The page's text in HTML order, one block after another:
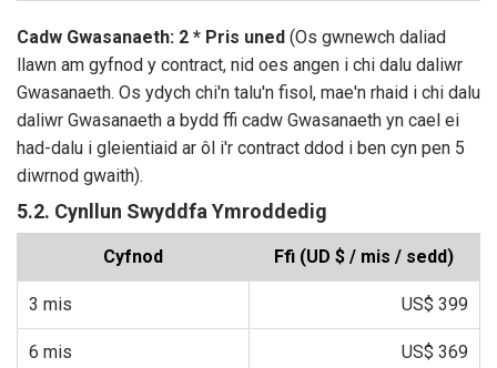
Cadw Gwasanaeth: 2 * Pris uned (Os gwnewch daliad
llawn am gyfnod y contract, nid oes angen i chi dalu daliwr
Gwasanaeth. Os ydych chi'n talu'n fisol, mae'n rhaid i chi dalu
daliwr Gwasanaeth a bydd ffi cadw Gwasanaeth yn cael ei
had-dalu i gleientiaid ar ôl i'r contract ddod i ben cyn pen 5
diwrnod gwaith).
5.2. Cynllun Swyddfa Ymroddedig
Cyfnod Ffi (UD $ / mis / sedd)
3 mis US$ 399
6 mis US$ 369